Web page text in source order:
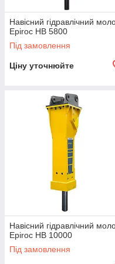
Навісний гідравлічний
Epiroc HB 5800
Під замовлення
Ціну уточнюйте
Навісний гідравлічний
Epiroc HB 10000
Під замовлення